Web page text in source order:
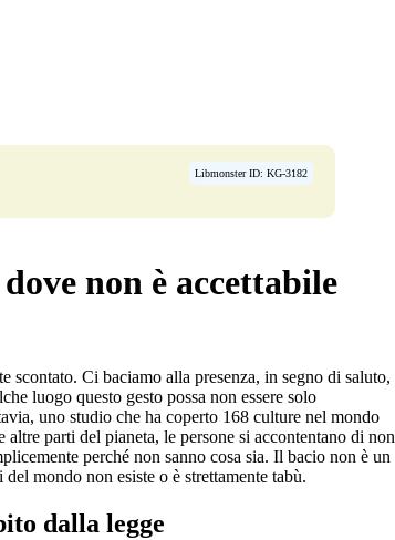
Libmonster ID: KG-3182
non è accettabile
scontato. Ci baciamo alla presenza, in segno di saluto,
luogo questo gesto possa non essere solo
uno studio che ha coperto 168 culture nel mondo
parti del pianeta, le persone si accontentano di non
perché non sanno cosa sia. Il bacio non è un
mondo non esiste o è strettamente tabù.
dalla legge